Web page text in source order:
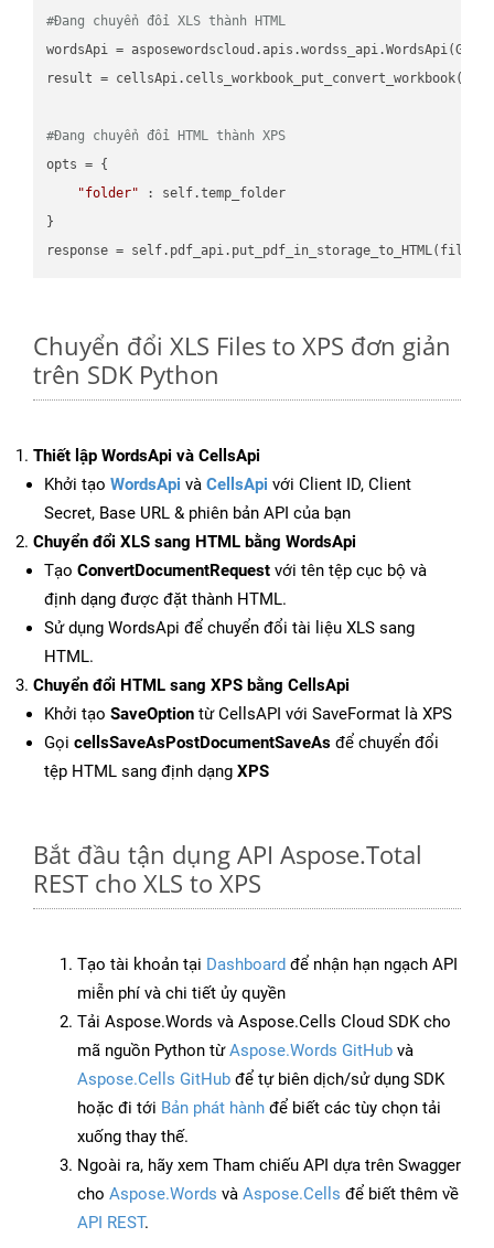
#Đang chuyển đổi XLS thành HTML
wordsApi =
result =
#Đang chuyển đổi HTML thành XPS
opts = {
"folder" : self.temp_folder
}
Chuyển đổi XLS Files to XPS đơn giản
trên SDK Python
Thiết lập WordsApi và CellsApi
Khởi tạo WordsApi và CellsApi với Client ID, Client
Secret, Base URL & phiên bản API của bạn
Chuyển đổi XLS sang HTML bằng WordsApi
Tạo ConvertDocumentRequest với tên tệp cục bộ và
định dạng được đặt thành HTML.
Sử dụng WordsApi để chuyển đổi tài liệu XLS sang
HTML.
Chuyển đổi HTML sang XPS bằng CellsApi
Khởi tạo SaveOption từ CellsAPI với SaveFormat là XPS
Gọi cellsSaveAsPostDocumentSaveAs để chuyển đổi
tệp HTML sang định dạng XPS
Bắt đầu tận dụng API Aspose.Total
REST cho XLS to XPS
Tạo tài khoản tại Dashboard để nhận hạn ngạch API
miễn phí và chi tiết ủy quyền
Tải Aspose.Words và Aspose.Cells Cloud SDK cho
mã nguồn Python từAspose.Words GitHub và
Aspose.Cells GitHub để tự biên dịch/sử dụng SDK
hoặc đi tới Bản phát hành để biết các tùy chọn tải
xuống thay thế.
Ngoài ra, hãy xem Tham chiếu API dựa trên Swagger
cho Aspose.Words và Aspose.Cells để biết thêm về
API REST.